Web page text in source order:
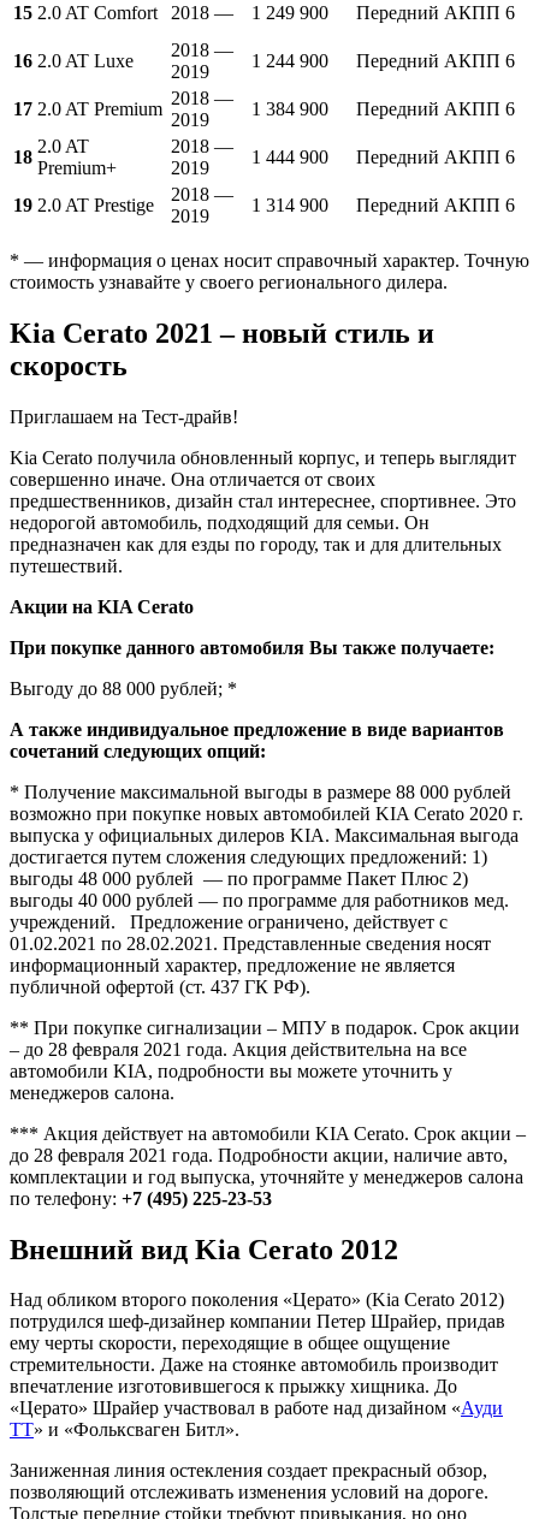
15 2.0 AT Comfort 2018 — 1 249 900 Передний АКПП 6
16 2.0 AT Luxe
2018 —
2019
1 244 900 Передний АКПП 6
17 2.0 AT Premium
2018 —
2019
1 384 900 Передний АКПП 6
18
2.0 AT
Premium+
2018 —
2019
1 444 900 Передний АКПП 6
19 2.0 AT Prestige
2018 —
2019
1 314 900 Передний АКПП 6
* — информация о ценах носит справочный характер. Точную
стоимость узнавайте у своего регионального дилера.
Kia Cerato 2021 – новый стиль и
скорость
Приглашаем на Тест-драйв!
Kia Cerato получила обновленный корпус, и теперь выглядит
совершенно иначе. Она отличается от своих
предшественников, дизайн стал интереснее, спортивнее. Это
недорогой автомобиль, подходящий для семьи. Он
предназначен как для езды по городу, так и для длительных
путешествий.
Акции на KIA Cerato
При покупке данного автомобиля Вы также получаете:
Выгоду до 88 000 рублей; *
А также индивидуальное предложение в виде вариантов
сочетаний следующих опций:
* Получение максимальной выгоды в размере 88 000 рублей
возможно при покупке новых автомобилей KIA Cerato 2020 г.
выпуска у официальных дилеров KIA. Максимальная выгода
достигается путем сложения следующих предложений: 1)
выгоды 48 000 рублей — по программе Пакет Плюс 2)
выгоды 40 000 рублей — по программе для работников мед.
учреждений. Предложение ограничено, действует c
01.02.2021 по 28.02.2021. Представленные сведения носят
информационный характер, предложение не является
публичной офертой (ст. 437 ГК РФ).
** При покупке сигнализации – МПУ в подарок. Срок акции
– до 28 февраля 2021 года. Акция действительна на все
автомобили KIA, подробности вы можете уточнить у
менеджеров салона.
*** Акция действует на автомобили KIA Сerato. Срок акции –
до 28 февраля 2021 года. Подробности акции, наличие авто,
комплектации и год выпуска, уточняйте у менеджеров салона
по телефону: +7 (495) 225-23-53
Внешний вид Kia Cerato 2012
Над обликом второго поколения «Церато» (Kia Cerato 2012)
потрудился шеф-дизайнер компании Петер Шрайер, придав
ему черты скорости, переходящие в общее ощущение
стремительности. Даже на стоянке автомобиль производит
впечатление изготовившегося к прыжку хищника. До
«Церато» Шрайер участвовал в работе над дизайном «Ауди
ТТ» и «Фольксваген Битл».
Заниженная линия остекления создает прекрасный обзор,
позволяющий отслеживать изменения условий на дороге.
Толстые передние стойки требуют привыкания, но оно